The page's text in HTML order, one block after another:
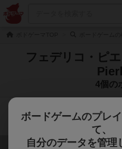
フェデリコ・ピ
4個の
ボードゲームのプレ
て、
自分のデータを管理